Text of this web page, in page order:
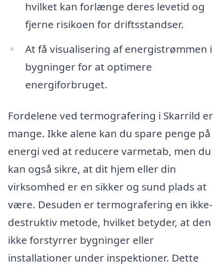
hvilket kan forlænge deres levetid og
fjerne risikoen for driftsstandser.
At få visualisering af energistrømmen i
bygninger for at optimere
energiforbruget.
Fordelene ved termografering i Skarrild er
mange. Ikke alene kan du spare penge på
energi ved at reducere varmetab, men du
kan også sikre, at dit hjem eller din
virksomhed er en sikker og sund plads at
være. Desuden er termografering en ikke-
destruktiv metode, hvilket betyder, at den
ikke forstyrrer bygninger eller
installationer under inspektioner. Dette